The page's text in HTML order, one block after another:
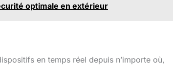
optimale en extérieur
en temps réel depuis n’importe où,